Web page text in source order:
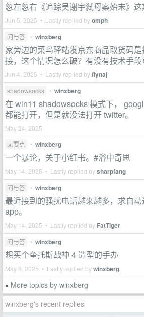
忽左忽右《追踪吴谢宇弑母案始末》这
Jun 5, 2025 • Lastly replied byomph
问与答 • winxberg
家旁边的菜鸟驿站发京东商品取货码
接，这个情况怎么破？有没有技术手
Jun 4, 2025 • Lastly replied byflynaj
shadowsocks • winxberg
在 win11 shadowsocks 模式下，
都能打开，但是就没法打开 twitter。
May 24, 2025
无要点
• winxberg
一个暴论，关于小红书。#浴中奇思
May 14, 2025 • Lastly replied bysharpfang
问与答 • winxberg
最近接到的骚扰电话越来越多，求自动
app。
May 14, 2025 • Lastly replied by FatTiger
问与答 • winxberg
想买个奎托斯战神 4 造型的手办
May 9, 2025 • Lastly replied bywinxberg
» More topics by winxberg
winxberg's recent replies